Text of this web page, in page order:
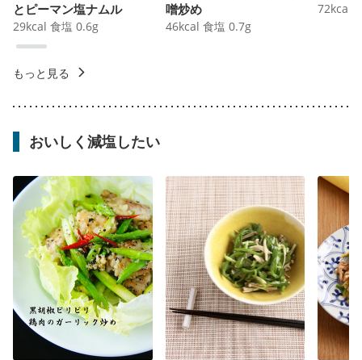
とピーマン塩ナムル
29kcal 食塩 0.6g
噌炒め
46kcal 食塩 0.7g
72kcal
もっと見る
おいしく減塩したい